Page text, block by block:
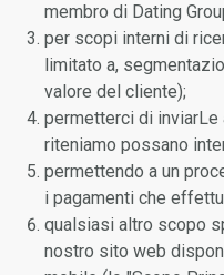
membro di Dating
per scopi interni di
limitato a,
valore del cliente);
permetterci di
riteniamo possano
permettendo a un
i pagamenti che
qualsiasi altro scopo
nostro sito web